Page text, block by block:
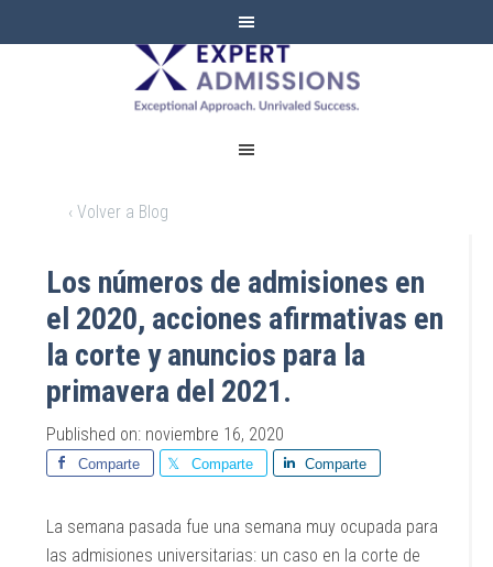
EXPERT
ADMISSIONS
‹ Volver a Blog
Los números de admisiones en
el 2020, acciones afirmativas en
la corte y anuncios para la
primavera del 2021.
Published on: noviembre 16, 2020
Comparte Comparte Comparte
La semana pasada fue una semana muy ocupada para
las admisiones universitarias: un caso en la corte de